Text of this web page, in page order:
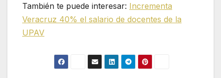
También te puede interesar: Incrementa
Veracruz 40% el salario de docentes de la
UPAV